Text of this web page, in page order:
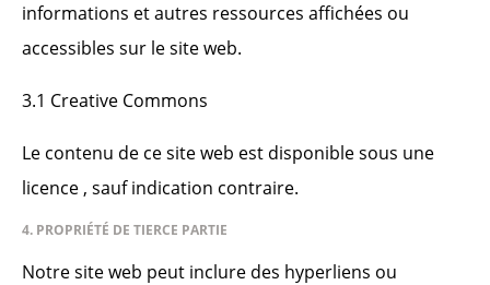
informations et autres ressources affichées ou
accessibles sur le site web.
3.1 Creative Commons
Le contenu de ce site web est disponible sous une
licence , sauf indication contraire.
4. PROPRIÉTÉ DE TIERCE PARTIE
Notre site web peut inclure des hyperliens ou